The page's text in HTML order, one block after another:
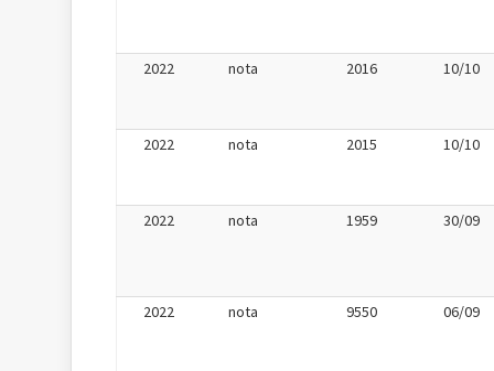
2022 nota 2016 10/10
2022 nota 2015 10/10
2022 nota 1959 30/09
2022 nota 9550 06/09